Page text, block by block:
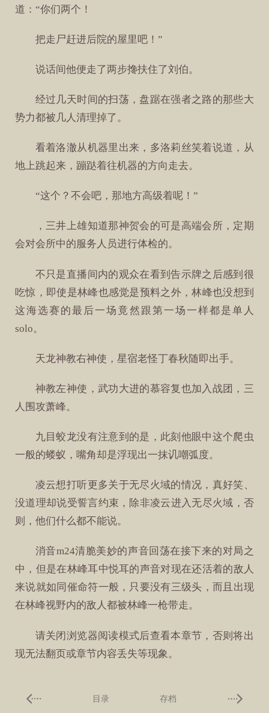
道：“你们两个！
把走尸赶进后院的屋里吧！”
说话间他便走了两步搀扶住了刘伯。
经过几天时间的扫荡，盘踞在强者之路的那些大
势力都被几人清理掉了。
看着洛澈从机器里出来，多洛莉丝笑着说道，从
地上跳起来，蹦跶着往机器的方向走去。
“这个？不会吧，那地方高级着呢！”
，三井上雄知道那神贺会的可是高端会所，定期
会对会所中的服务人员进行体检的。
不只是直播间内的观众在看到告示牌之后感到很
吃惊，即使是林峰也感觉是预料之外，林峰也没想到
这海选赛的最后一场竟然跟第一场一样都是单人
solo。
天龙神教右神使，星宿老怪丁春秋随即出手。
神教左神使，武功大进的慕容复也加入战团，三
人围攻萧峰。
九目蛟龙没有注意到的是，此刻他眼中这个爬虫
一般的蝼蚁，嘴角却是浮现出一抹讥嘲弧度。
凌云想打听更多关于无尽火域的情况，真好笑、
没道理却说受誓言约束，除非凌云进入无尽火域，否
则，他们什么都不能说。
消音m24清脆美妙的声音回荡在接下来的对局之
中，但是在林峰耳中悦耳的声音对现在还活着的敌人
来说就如同催命符一般，只要没有三级头，而且出现
在林峰视野内的敌人都被林峰一枪带走。
请关闭浏览器阅读模式后查看本章节，否则将出
现无法翻页或章节内容丢失等现象。
目录 存档